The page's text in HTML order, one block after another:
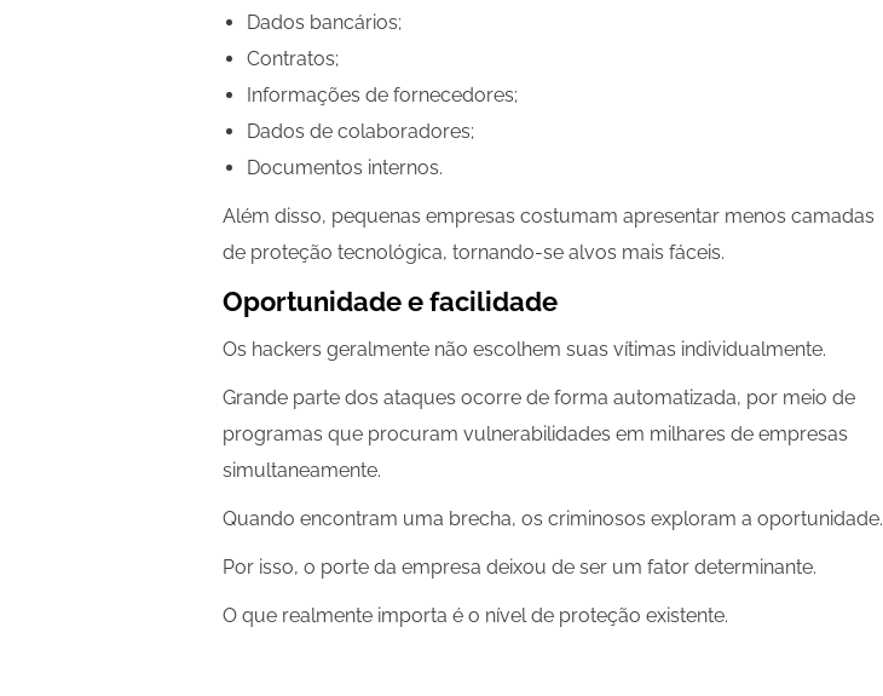
Dados bancários;
Contratos;
Informações de fornecedores;
Dados de colaboradores;
Documentos internos.
Além disso, pequenas empresas costumam apresentar menos camadas
de proteção tecnológica, tornando-se alvos mais fáceis.
Oportunidade e facilidade
Os hackers geralmente não escolhem suas vítimas individualmente.
Grande parte dos ataques ocorre de forma automatizada, por meio de
programas que procuram vulnerabilidades em milhares de empresas
simultaneamente.
Quando encontram uma brecha, os criminosos exploram a oportunidade.
Por isso, o porte da empresa deixou de ser um fator determinante.
O que realmente importa é o nível de proteção existente.